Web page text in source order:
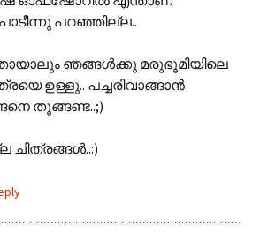
പറഞ്ഞില്ല..
ഞങ്ങള്‍ക്കു മരുഭൂമിയിലെ
ഉള്ളു.. പച്ചരിവാങ്ങാന്‍
തൂങ്ങണ്ട..;)
ചിത്രങ്ങള്‍..:)